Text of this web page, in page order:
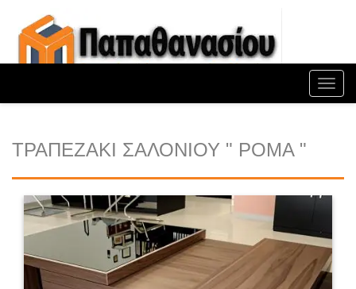
ΤΡΑΠΕΖΑΚΙ ΣΑΛΟΝΙΟΥ " ΡΟΜΑ "